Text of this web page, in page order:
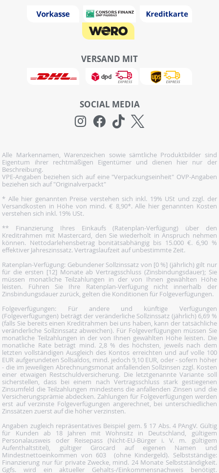
VERSAND MIT
SOCIAL MEDIA
Alle Markennamen, Warenzeichen sowie sämtliche Produktbilder sind
Eigentum ihrer rechtmäßigen Eigentümer und dienen hier nur der
Beschreibung.
VPE-Angaben beziehen sich auf eine "Verpackungseinheit" OVP-Angaben
beziehen sich auf "Originalverpackt"
* Alle hier genannten Preise verstehen sich inkl. 19% USt und zzgl. der
Versandkosten in Höhe von mind. € 8,90*. Alle hier genannten Kosten
verstehen sich inkl. 19% USt.
** Finanzierung Ihres Einkaufs (Ratenplan-Verfügung) über den
Kreditrahmen mit Mastercard, den Sie wiederholt in Anspruch nehmen
können. Nettodarlehensbetrag bonitätsabhängig bis 15.000 €. 6,90 %
effektiver Jahreszinssatz. Vertragslaufzeit auf unbestimmte Zeit.
Ratenplan-Verfügung: Gebundener Sollzinssatz von [0 %] (jährlich) gilt nur
für die ersten [12] Monate ab Vertragsschluss (Zinsbindungsdauer); Sie
müssen monatliche Teilzahlungen in der von Ihnen gewählten Höhe
leisten. Führen Sie Ihre Ratenplan-Verfügung nicht innerhalb der
Zinsbindungsdauer zurück, gelten die Konditionen für Folgeverfügungen.
Folgeverfügungen: Für andere und künftige Verfügungen
(Folgeverfügungen) beträgt der veränderliche Sollzinssatz (jährlich) 6,69 %
(falls Sie bereits einen Kreditrahmen bei uns haben, kann der tatsächliche
veränderliche Sollzinssatz abweichen). Für Folgeverfügungen müssen Sie
monatliche Teilzahlungen in der von Ihnen gewählten Höhe leisten. Die
monatliche Rate beträgt mind. 2,8 % des höchsten, jeweils nach dem
letzten vollständigen Ausgleich des Kontos erreichten und auf volle 100
EUR aufgerundeten Sollsaldos, mind. jedoch 9,10 EUR, oder - sofern höher
- die im jeweiligen Abrechnungsmonat anfallenden Sollzinsen zzgl. Kosten
einer etwaigen Restschuldversicherung. Die letztgenannte Variante soll
sicherstellen, dass bei einem nach Vertragsschluss stark gestiegenen
Zinsumfeld die Teilzahlungen mindestens die anfallenden Zinsen und die
Versicherungsprämie abdecken. Zahlungen für Folgeverfügungen werden
erst auf verzinste Folgeverfügungen angerechnet, bei unterschiedlichen
Zinssätzen zuerst auf die höher verzinsten.
Angaben zugleich repräsentatives Beispiel gem. § 17 Abs. 4 PAngV. Gültig
für Kunden ab 18 Jahren mit Wohnsitz in Deutschland, gültigem
Personalausweis oder Reisepass (Nicht-EU-Bürger i. V. m. gültigem
Aufenthaltstitel), gültiger Girocard auf eigenen Namen und
Mindestnettoeinkommen von 603  (ohne Kindergeld). Selbstständige:
Finanzierung nur für private Zwecke, mind. 24 Monate Selbstständigkeit.
Ggfs. wird ein aktueller Gehalts-/Einkommensnachweis benötigt.